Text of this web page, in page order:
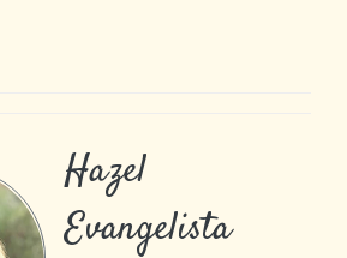
Hazel
Evangelista